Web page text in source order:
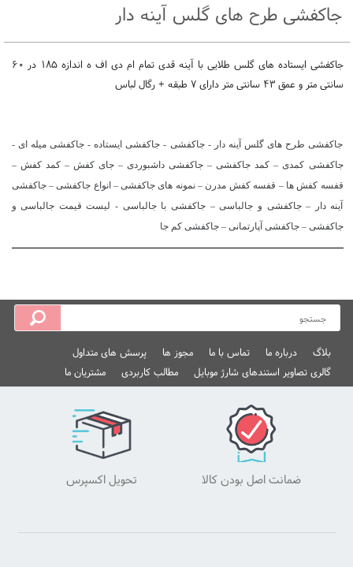
جاکفشی طرح های گلس آینه دار
جاکفشی ایستاده های گلس طلایی با آینه قدی تمام ام دی اف ه اندازه ۱۸۵ در ۶۰
سانتی متر و عمق ۴۳ سانتی متر دارای ۷ طبقه + رگال لباس
جاکفشی طرح های گلس آینه دار - جاکفشی - جاکفشی ایستاده - جاکفشی میله ای -
جاکفشی کمدی – کمد جاکفشی – جاکفشی داشبوردی – جای کفش – کمد کفش –
قفسه کفش ها – قفسه کفش مدرن – نمونه های جاکفشی – انواع جاکفشی – جاکفشی
آینه دار – جاکفشی و جالباسی – جاکفشی با جالباسی - لیست قیمت جالباسی و
جاکفشی – جاکفشی آپارتمانی – جاکفشی کم جا
بلاگ درباره ما تماس با ما مجوز ها
پرسش های متداول
گالری تصاویر استندهای شارژ موبایل
مطالب کاربردی مشتریان ما
ضمانت اصل بودن کالا تحویل اکسپرس